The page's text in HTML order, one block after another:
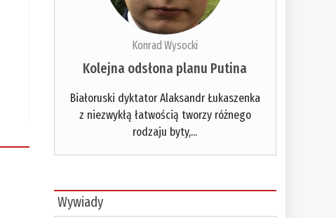
Konrad Wysocki
Kolejna odsłona planu Putina
Białoruski dyktator Alaksandr Łukaszenka
z niezwykłą łatwością tworzy różnego
rodzaju byty,...
Wywiady